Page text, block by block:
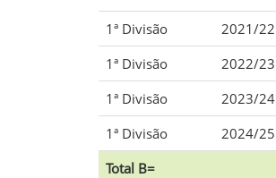
1ª Divisão
2021/22
1ª Divisão
2022/23
1ª Divisão
2023/24
1ª Divisão
2024/25
Total B=